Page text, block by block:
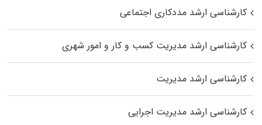
کارشناسی ارشد مددکاری اجتماعی
کارشناسی ارشد مدیریت کسب و کار و امور شهری
کارشناسی ارشد مدیریت
کارشناسی ارشد مدیریت اجرایی